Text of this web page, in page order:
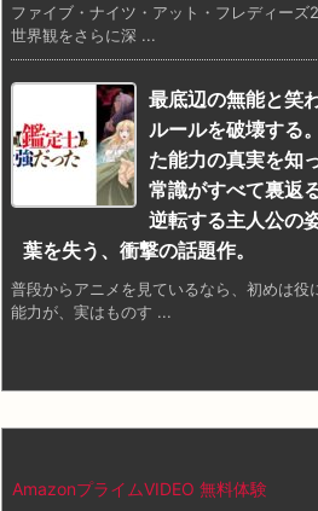
ファイブ・ナイツ・アット・フレディー
世界観をさらに深 ...
最底辺の無能と笑
ルールを破壊する
た能力の真実を知
常識がすべて裏返
逆転する主人公の
葉を失う、衝撃の話題作。
普段からアニメを見ているなら、初めは役
能力が、実はものす ...
AmazonプライムVIDEO 無料体験